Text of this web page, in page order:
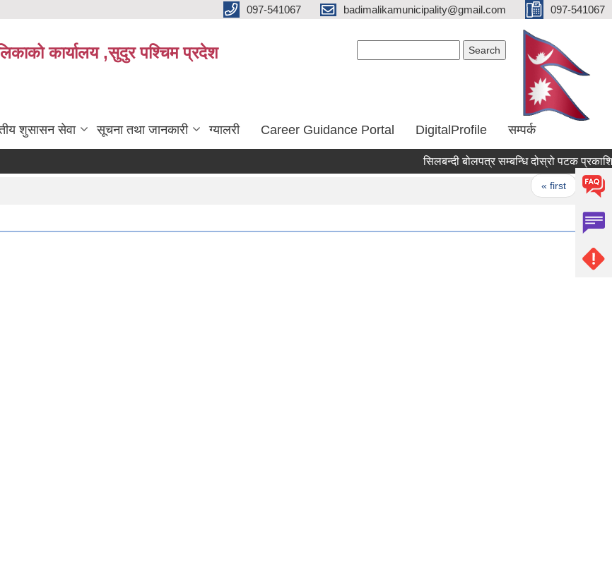
097-541067 badimalikamunicipality@gmail.com 097-541067
कार्यालय ,सुदुर पश्चिम प्रदेश
शुसासन सेवा सूचना तथा जानकारी ग्यालरी Career Guidance Portal DigitalProfile सम्पर्क
सिलबन्दी बोलपत्र सम्बन्धि दोस्रो पटक प्रकाशित
« first ‹